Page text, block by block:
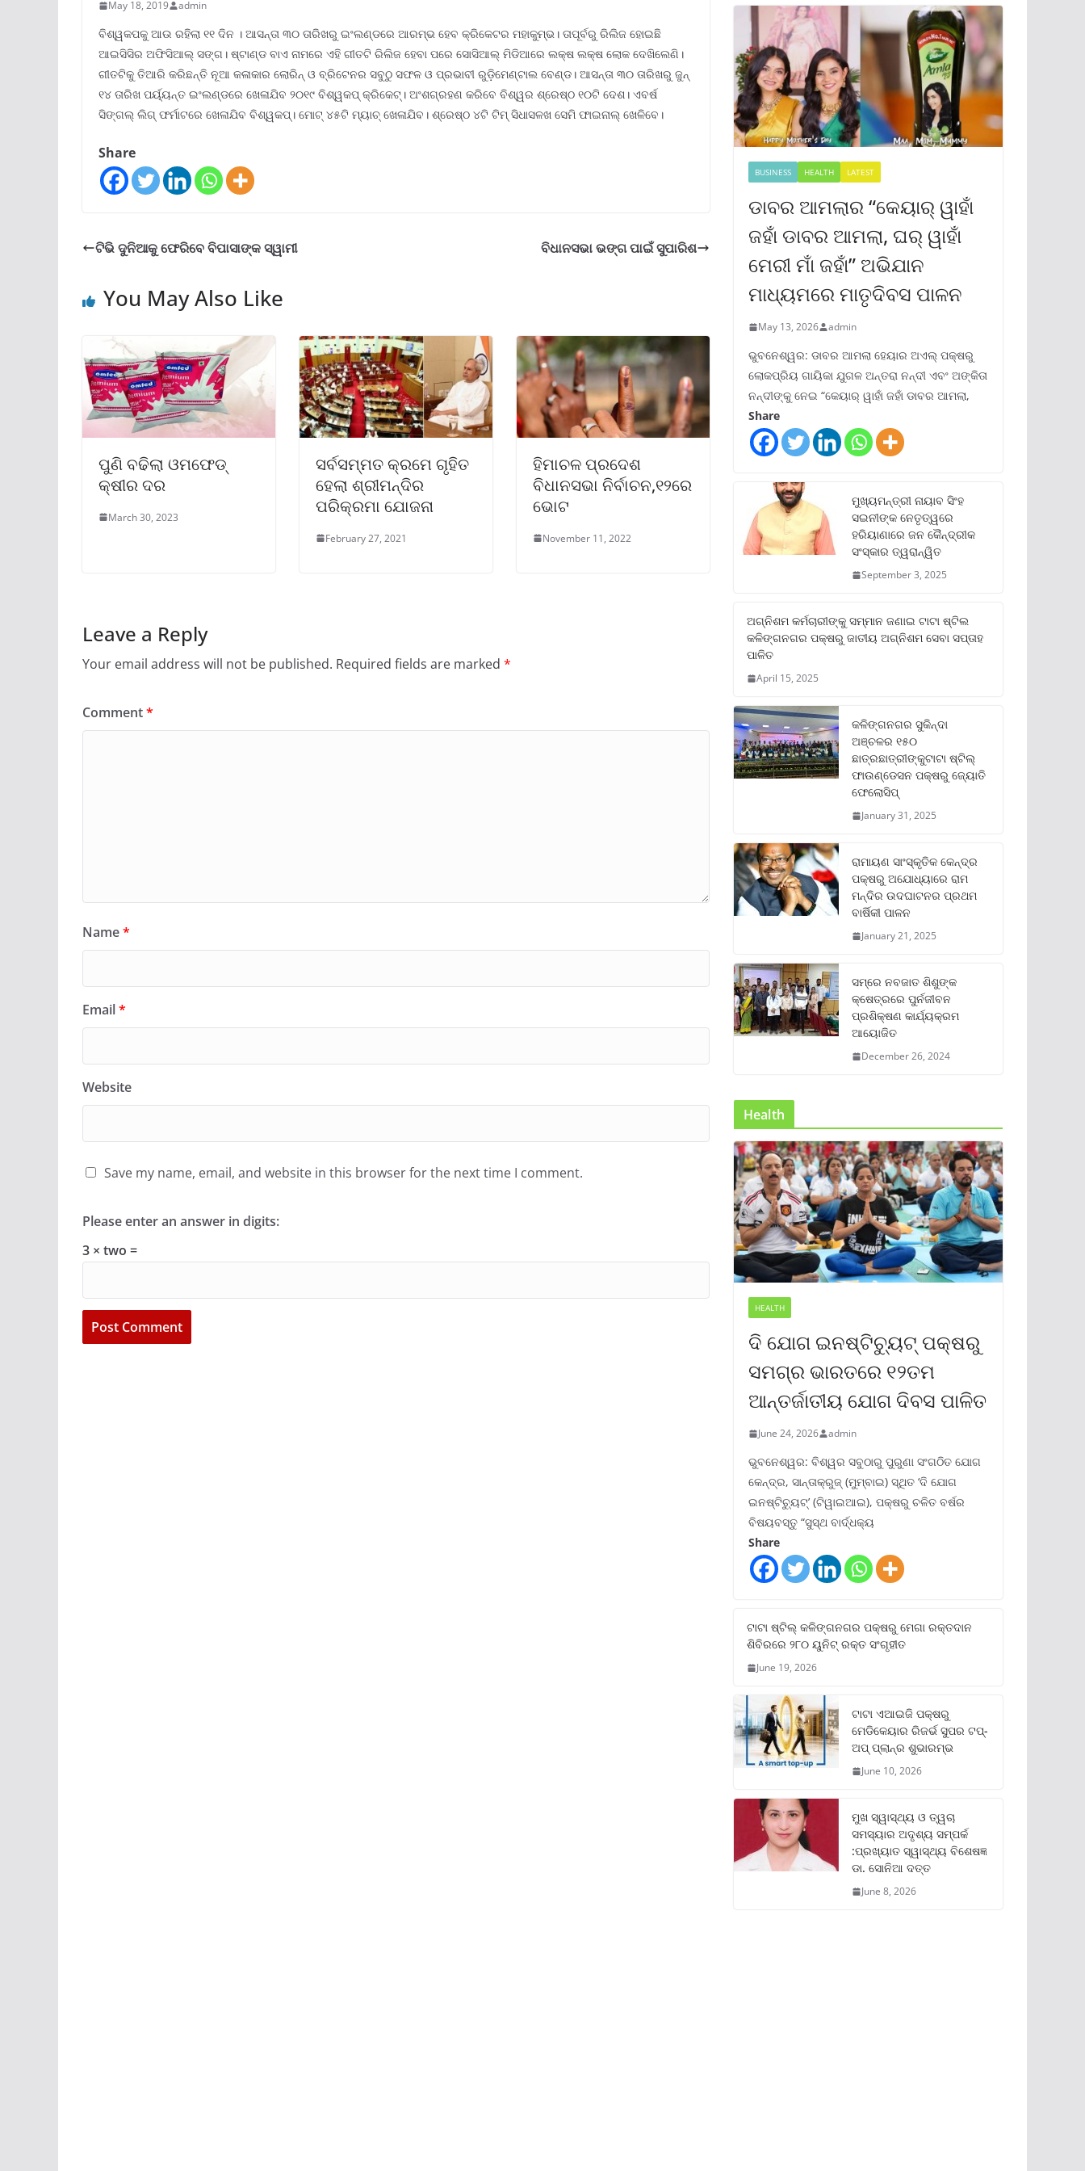
May 18, 2019 admin
ବିଶ୍ୱକପକୁ ଆଉ ରହିଲା ୧୧ ଦିନ । ଆସନ୍ତା ୩୦ ତାରିଖରୁ ଇଂଲଣ୍ଡରେ ଆରମ୍ଭ ହେବ କ୍ରିକେଟର ମହାକୁମ୍ଭ। ତାପୂର୍ବରୁ ରିଲିଜ ହୋଇଛି
ଆଇସିସିର ଅଫିସିଆଲ୍ ସଙ୍ଗ। ଷ୍ଟାଣ୍ଡ ବାଏ ନାମରେ ଏହି ଗୀତଟି ରିଲିଜ ହେବା ପରେ ସୋସିଆଲ୍ ମିଡିଆରେ ଲକ୍ଷ ଲକ୍ଷ ଲୋକ ଦେଖିଲେଣି।
ଗୀତଟିକୁ ତିଆରି କରିଛନ୍ତି ନୂଆ କଳାକାର ଲୋରିନ୍ ଓ ବ୍ରିଟେନର ସବୁଠୁ ସଫଳ ଓ ପ୍ରଭାବୀ ରୁଡ଼ିମେଣ୍ଟାଲ ବେଣ୍ଡ। ଆସନ୍ତା ୩୦ ତାରିଖରୁ ଜୁନ୍
୧୪ ତାରିଖ ପର୍ୟ୍ୟନ୍ତ ଇଂଲଣ୍ଡରେ ଖେଳାଯିବ ୨୦୧୯ ବିଶ୍ୱକପ୍ କ୍ରିକେଟ୍। ଅଂଶଗ୍ରହଣ କରିବେ ବିଶ୍ୱର ଶ୍ରେଷ୍ଠ ୧୦ଟି ଦେଶ। ଏବର୍ଷ
ସିଙ୍ଗଲ୍ ଲିଗ୍ ଫର୍ମାଟରେ ଖେଳାଯିବ ବିଶ୍ୱକପ୍। ମୋଟ୍ ୪୫ଟି ମ୍ୟାଚ୍ ଖେଳାଯିବ। ଶ୍ରେଷ୍ଠ ୪ଟି ଟିମ୍ ସିଧାସଳଖ ସେମି ଫାଇନାଲ୍ ଖେଳିବେ।
Share
ଟିଭି ଦୁନିଆକୁ ଫେରିବେ ବିପାସାଙ୍କ ସ୍ୱାମୀ ବିଧାନସଭା ଭଙ୍ଗ ପାଇଁ ସୁପାରିଶ
You May Also Like
ପୁଣି ବଢିଲା ଓମଫେଡ୍‌
କ୍ଷୀର ଦର
March 30, 2023
ସର୍ବସମ୍ମତ କ୍ରମେ ଗୃହିତ
ହେଲା ଶ୍ରୀମନ୍ଦିର
ପରିକ୍ରମା ଯୋଜନା
February 27, 2021
ହିମାଚଳ ପ୍ରଦେଶ
ବିଧାନସଭା ନିର୍ବାଚନ,୧୨ରେ
ଭୋଟ
November 11, 2022
Leave a Reply
Your email address will not be published. Required fields are marked *
Comment*
Name*
Email*
Website
Save my name, email, and website in this browser for the next time I comment.
Please enter an answer in digits:
3 × two =
BUSINESS HEALTH LATEST
ଡାବର ଆମଲାର “କେୟାର୍ ୱାହାଁ
ଜହାଁ ଡାବର ଆମଲା, ଘର୍ ୱାହାଁ
ମେରୀ ମାଁ ଜହାଁ” ଅଭିଯାନ
ମାଧ୍ୟମରେ ମାତୃଦିବସ ପାଳନ
May 13, 2026 admin
ଭୁବନେଶ୍ୱର: ଡାବର ଆମଲା ହେୟାର ଅଏଲ୍ ପକ୍ଷରୁ
ଲୋକପ୍ରିୟ ଗାୟିକା ଯୁଗଳ ଅନ୍ତରା ନନ୍ଦୀ ଏବଂ ଅଙ୍କିତା
ନନ୍ଦୀଙ୍କୁ ନେଇ “କେୟାର୍ ୱାହାଁ ଜହାଁ ଡାବର ଆମଲା,
Share
ମୁଖ୍ୟମନ୍ତ୍ରୀ ନାୟାବ ସିଂହ
ସଇନୀଙ୍କ ନେତୃତ୍ୱରେ
ହରିୟାଣାରେ ଜନ କୈନ୍ଦ୍ରୀକ
ସଂସ୍କାର ତ୍ୱରାନ୍ୱିତ
September 3, 2025
ଅଗ୍ନିଶମ କର୍ମଚାରୀଙ୍କୁ ସମ୍ମାନ ଜଣାଇ ଟାଟା ଷ୍ଟିଲ
କଳିଙ୍ଗନଗର ପକ୍ଷରୁ ଜାତୀୟ ଅଗ୍ନିଶମ ସେବା ସପ୍ତାହ
ପାଳିତ
April 15, 2025
କଳିଙ୍ଗନଗର ସୁକିନ୍ଦା
ଅଞ୍ଚଳର ୧୫୦
ଛାତ୍ରଛାତ୍ରୀଙ୍କୁଟାଟା ଷ୍ଟିଲ୍
ଫାଉଣ୍ଡେସନ ପକ୍ଷରୁ ଜ୍ୟୋତି
ଫେଲୋସିପ୍‌
January 31, 2025
ରାମାୟଣ ସାଂସ୍କୃତିକ କେନ୍ଦ୍ର
ପକ୍ଷରୁ ଅଯୋଧ୍ୟାରେ ରାମ
ମନ୍ଦିର ଉଦଘାଟନର ପ୍ରଥମ
ବାର୍ଷିକୀ ପାଳନ
January 21, 2025
ସମ୍‌ରେ ନବଜାତ ଶିଶୁଙ୍କ
କ୍ଷେତ୍ରରେ ପୁର୍ନଜୀବନ
ପ୍ରଶିକ୍ଷଣ କାର୍ଯ୍ୟକ୍ରମ
ଆୟୋଜିତ
December 26, 2024
Health
HEALTH
ଦି ଯୋଗ ଇନଷ୍ଟିଚ୍ୟୁଟ୍ ପକ୍ଷରୁ
ସମଗ୍ର ଭାରତରେ ୧୨ତମ
ଆନ୍ତର୍ଜାତୀୟ ଯୋଗ ଦିବସ ପାଳିତ
June 24, 2026 admin
ଭୁବନେଶ୍ୱର: ବିଶ୍ୱର ସବୁଠାରୁ ପୁରୁଣା ସଂଗଠିତ ଯୋଗ
କେନ୍ଦ୍ର, ସାନ୍ତାକ୍ରୁଜ୍ (ମୁମ୍ବାଇ) ସ୍ଥିତ ‘ଦି ଯୋଗ
ଇନଷ୍ଟିଚ୍ୟୁଟ୍‌’ (ଟିୱାଇଆଇ), ପକ୍ଷରୁ ଚଳିତ ବର୍ଷର
ବିଷୟବସ୍ତୁ “ସୁସ୍ଥ ବାର୍ଦ୍ଧକ୍ୟ
Share
ଟାଟା ଷ୍ଟିଲ୍‌ କଳିଙ୍ଗନଗର ପକ୍ଷରୁ ମେଗା ରକ୍ତଦାନ
ଶିବିରରେ ୨୮୦ ୟୁନିଟ୍‌ ରକ୍ତ ସଂଗୃହୀତ
June 19, 2026
ଟାଟା ଏଆଇଜି ପକ୍ଷରୁ
ମେଡିକେୟାର ରିଜର୍ଭ ସୁପର ଟପ୍‌-
ଅପ୍ ପ୍ଲାନ୍‌ର ଶୁଭାରମ୍ଭ
June 10, 2026
ମୁଖ ସ୍ୱାସ୍ଥ୍ୟ ଓ ତ୍ୱଚା
ସମସ୍ୟାର ଅଦୃଶ୍ୟ ସମ୍ପର୍କ
:ପ୍ରଖ୍ୟାତ ସ୍ୱାସ୍ଥ୍ୟ ବିଶେଷଜ୍ଞ
ଡା. ସୋନିଆ ଦତ୍ତ
June 8, 2026